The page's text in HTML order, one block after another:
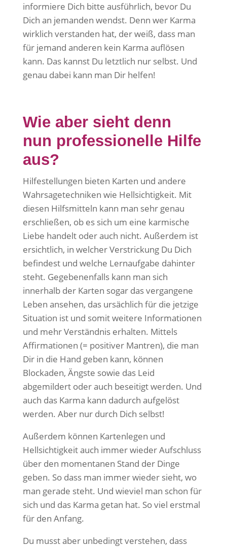
informiere Dich bitte ausführlich, bevor Du
Dich an jemanden wendst. Denn wer Karma
wirklich verstanden hat, der weiß, dass man
für jemand anderen kein Karma auflösen
kann. Das kannst Du letztlich nur selbst. Und
genau dabei kann man Dir helfen!
Wie aber sieht denn
nun professionelle Hilfe
aus?
Hilfestellungen bieten Karten und andere
Wahrsagetechniken wie Hellsichtigkeit. Mit
diesen Hilfsmitteln kann man sehr genau
erschließen, ob es sich um eine karmische
Liebe handelt oder auch nicht. Außerdem ist
ersichtlich, in welcher Verstrickung Du Dich
befindest und welche Lernaufgabe dahinter
steht. Gegebenenfalls kann man sich
innerhalb der Karten sogar das vergangene
Leben ansehen, das ursächlich für die jetzige
Situation ist und somit weitere Informationen
und mehr Verständnis erhalten. Mittels
Affirmationen (= positiver Mantren), die man
Dir in die Hand geben kann, können
Blockaden, Ängste sowie das Leid
abgemildert oder auch beseitigt werden. Und
auch das Karma kann dadurch aufgelöst
werden. Aber nur durch Dich selbst!
Außerdem können Kartenlegen und
Hellsichtigkeit auch immer wieder Aufschluss
über den momentanen Stand der Dinge
geben. So dass man immer wieder sieht, wo
man gerade steht. Und wieviel man schon für
sich und das Karma getan hat. So viel erstmal
für den Anfang.
Du musst aber unbedingt verstehen, dass